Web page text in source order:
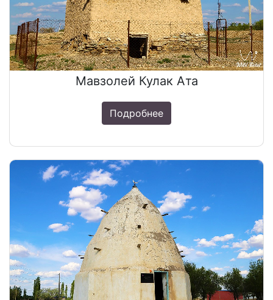
Мавзолей Кулак Ата
Подробнее